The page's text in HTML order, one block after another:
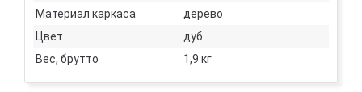
Материал каркаса
дерево
Цвет
дуб
Вес, брутто
1,9 кг